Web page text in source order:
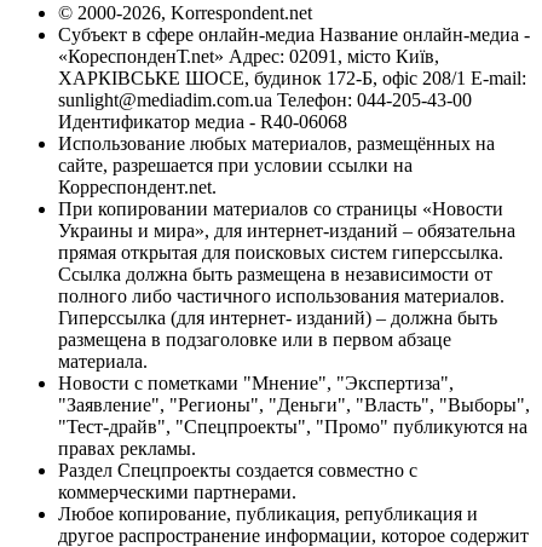
© 2000-2026, Korrespondent.net
Субъект в сфере онлайн-медиа Название онлайн-медиа -
«КореспонденТ.net» Адрес: 02091, місто Київ,
ХАРКІВСЬКЕ ШОСЕ, будинок 172-Б, офіс 208/1 E-mail:
sunlight@mediadim.com.ua Телефон: 044-205-43-00
Идентификатор медиа - R40-06068
Использование любых материалов, размещённых на
сайте, разрешается при условии ссылки на
Корреспондент.net.
При копировании материалов со страницы «Новости
Украины и мира», для интернет-изданий – обязательна
прямая открытая для поисковых систем гиперссылка.
Ссылка должна быть размещена в независимости от
полного либо частичного использования материалов.
Гиперссылка (для интернет- изданий) – должна быть
размещена в подзаголовке или в первом абзаце
материала.
Новости с пометками "Мнение", "Экспертиза",
"Заявление", "Регионы", "Деньги", "Власть", "Выборы",
"Тест-драйв", "Спецпроекты", "Промо" публикуются на
правах рекламы.
Раздел Спецпроекты создается совместно с
коммерческими партнерами.
Любое копирование, публикация, републикация и
другое распространение информации, которое содержит